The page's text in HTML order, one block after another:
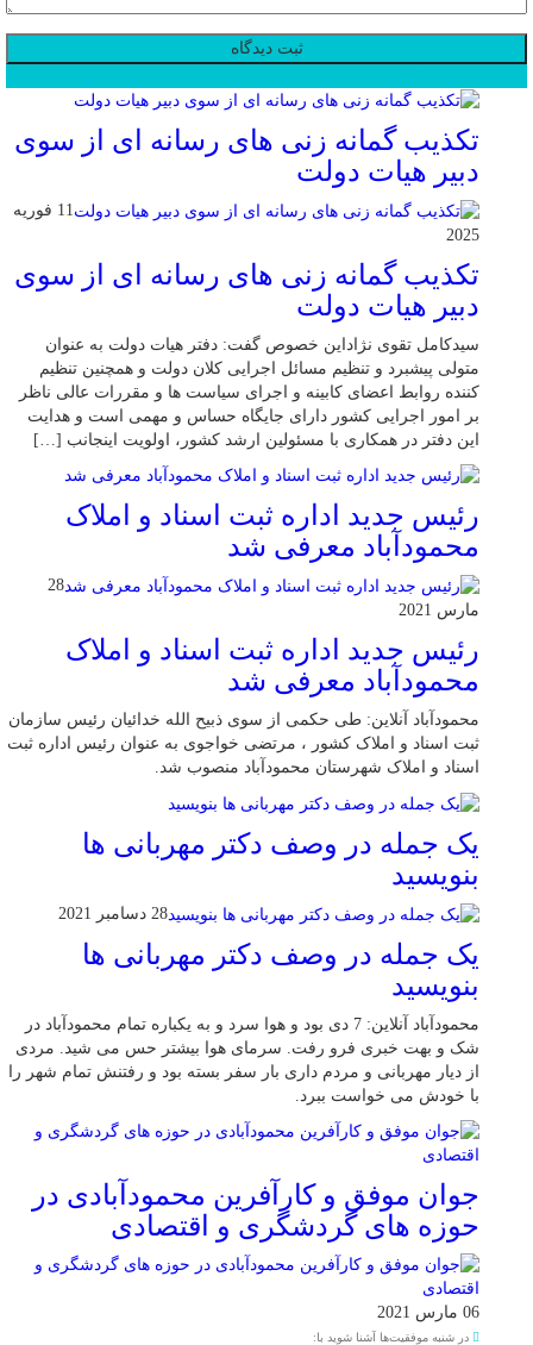
تکذیب گمانه زنی های رسانه ای از سوی
دبیر هیات دولت
11 فوریه
2025
تکذیب گمانه زنی های رسانه ای از سوی
دبیر هیات دولت
سیدکامل تقوی نژاداین خصوص گفت: دفتر هیات دولت به عنوان
متولی پیشبرد و تنظیم مسائل اجرایی کلان دولت و همچنین تنظیم
کننده روابط اعضای کابینه و اجرای سیاست ها و مقررات عالی ناظر
بر امور اجرایی کشور دارای جایگاه حساس و مهمی است و هدایت
این دفتر در همکاری با مسئولین ارشد کشور، اولویت اینجانب […]
رئیس جدید اداره ثبت اسناد و املاک
محمودآباد معرفی شد
28
مارس 2021
رئیس جدید اداره ثبت اسناد و املاک
محمودآباد معرفی شد
محمودآباد آنلاین: طی حکمی از سوی ذبیح الله خدائیان رئیس سازمان
ثبت اسناد و املاک کشور ، مرتضی خواجوی به عنوان رئیس اداره ثبت
اسناد و املاک شهرستان محمودآباد منصوب شد.
یک جمله در وصف دکتر مهربانی ها
بنویسید
28 دسامبر 2021
یک جمله در وصف دکتر مهربانی ها
بنویسید
محمودآباد آنلاین: 7 دی بود و هوا سرد و به یکباره تمام محمودآباد در
شک و بهت خبری فرو رفت. سرمای هوا بیشتر حس می شید. مردی
از دیار مهربانی و مردم داری بار سفر بسته بود و رفتنش تمام شهر را
با خودش می خواست ببرد.
جوان موفق و کارآفرین محمودآبادی در
حوزه های گردشگری و اقتصادی
06 مارس 2021
در شنبه موفقیت‌ها آشنا شوید با: